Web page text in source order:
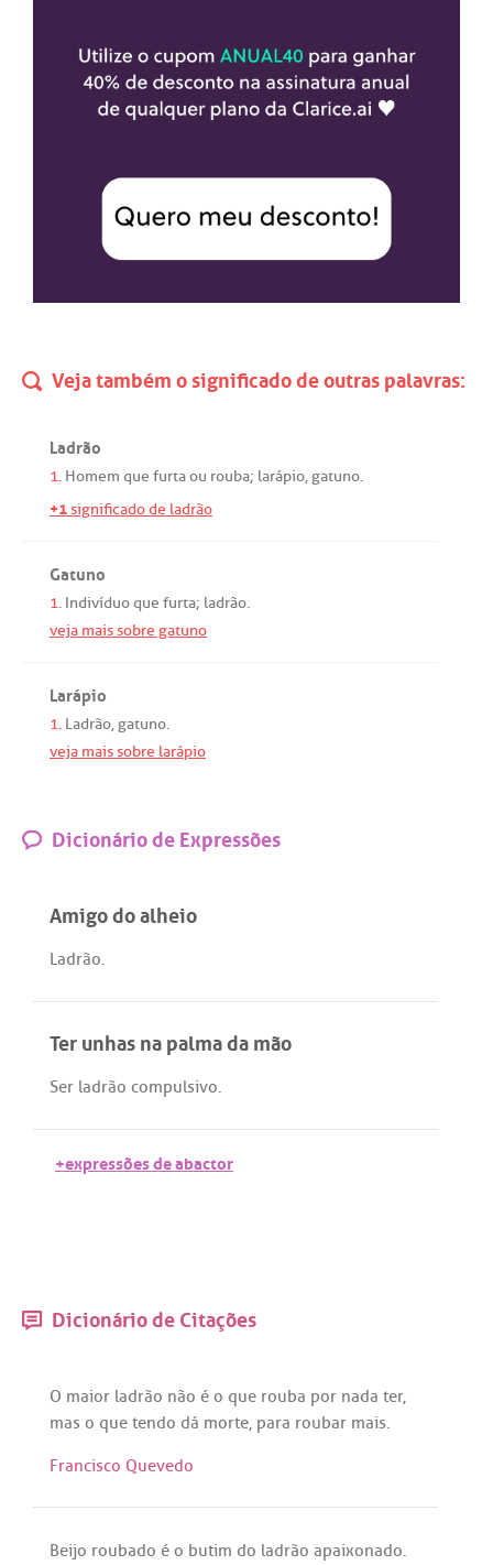
Veja também o significado de outras palavras:
Ladrão
1. Homem que furtaou rouba; larápio, gatuno.
+1significado de ladrão
Gatuno
1. Indivíduoque furta; ladrão.
veja mais sobre gatuno
Larápio
1. Ladrão, gatuno.
veja mais sobre larápio
Dicionário de Expressões
Amigo do alheio
Ladrão.
Ter unhas na palma da mão
Ser ladrão compulsivo.
+expressões de abactor
Dicionário de Citações
O maior ladrão não é o que rouba por nada ter,
mas o que tendo dá morte, para roubar mais.
Francisco Quevedo
Beijo roubado é o butim do ladrão apaixonado.